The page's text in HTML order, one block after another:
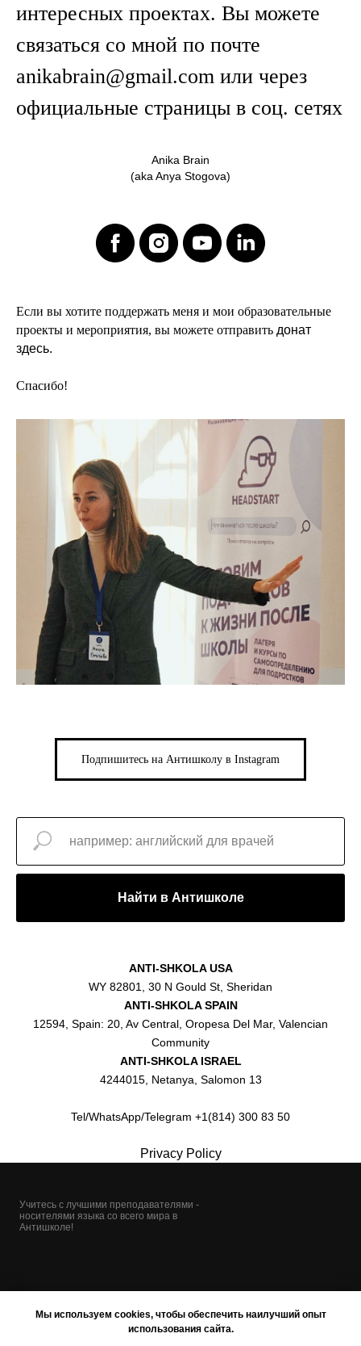
интересных проектах. Вы можете
связаться со мной по почте
anikabrain@gmail.com или через
официальные страницы в соц. сетях
Anika Brain
(aka Anya Stogova)
Если вы хотите поддержать меня и мои образовательные
проекты и мероприятия, вы можете отправить донат
здесь.
Спасибо!
Подпишитесь на Антишколу в Instagram
Мы используем cookies, чтобы обеспечить наилучший опыт
использования сайта.
Найти в Антишколе
ANTI-SHKOLA USA
WY 82801, 30 N Gould St, Sheridan
ANTI-SHKOLA SPAIN
12594, Spain: 20, Av Central, Oropesa Del Mar, Valencian
Community
ANTI-SHKOLA ISRAEL
4244015, Netanya, Salomon 13
Tel/WhatsApp/Telegram +1(814) 300 83 50
Privacy Policy
Учитесь с лучшими преподавателями -
носителями языка со всего мира в
Антишколе!